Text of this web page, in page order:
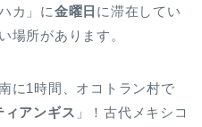
カ」に金曜日 に滞在してい
場所があります。
に1時間、オコトラン村で
ィアンギス 」！古代メキシコ